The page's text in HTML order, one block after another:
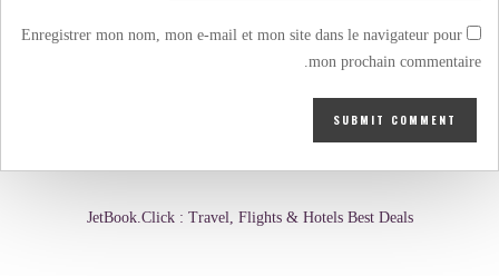
Enregistrer mon nom, mon e-mail et mon site dans le navigateur pour
mon prochain commentaire.
JetBook.Click : Travel, Flights & Hotels Best Deals